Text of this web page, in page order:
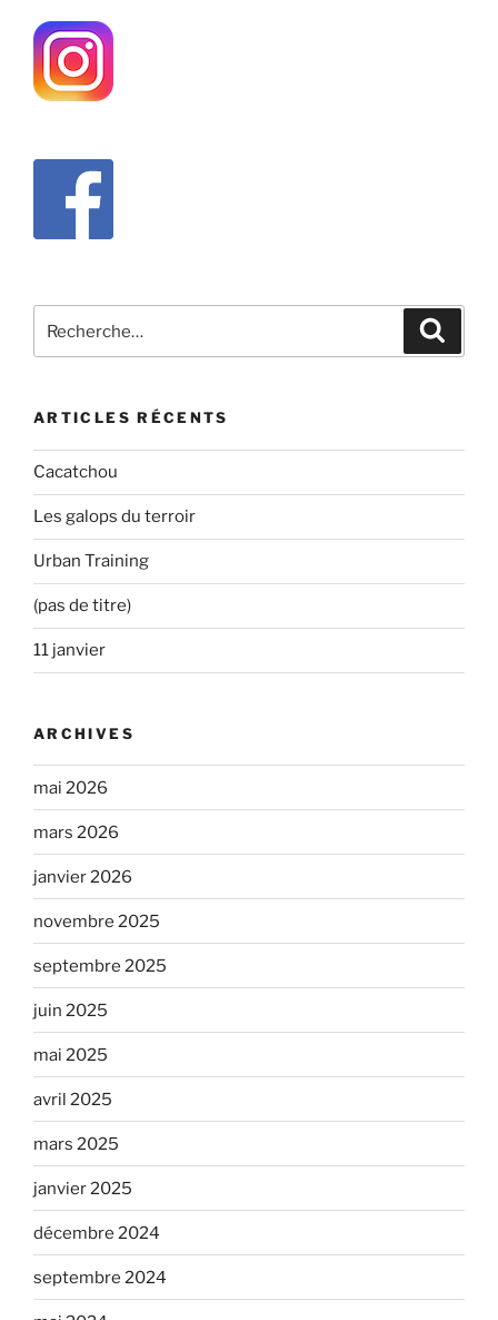
pour
ARTICLES RÉCENTS
Cacatchou
Les galops du terroir
Urban Training
(pas de titre)
11 janvier
ARCHIVES
mai 2026
mars 2026
janvier 2026
novembre 2025
septembre 2025
juin 2025
mai 2025
avril 2025
mars 2025
janvier 2025
décembre 2024
septembre 2024